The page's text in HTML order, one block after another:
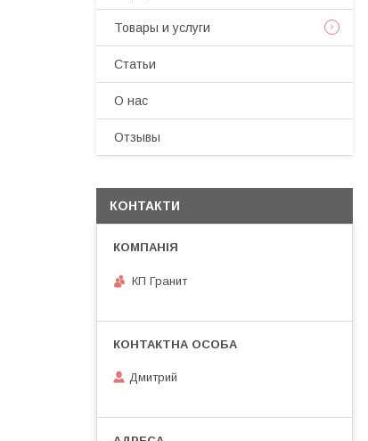
Товары и услуги
Статьи
О нас
Отзывы
КОНТАКТИ
КП Гранит
Дмитрий